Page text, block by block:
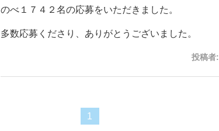
のべ１７４２名の応募をいただきました。
多数応募くださり、ありがとうございました。
投稿者:
1